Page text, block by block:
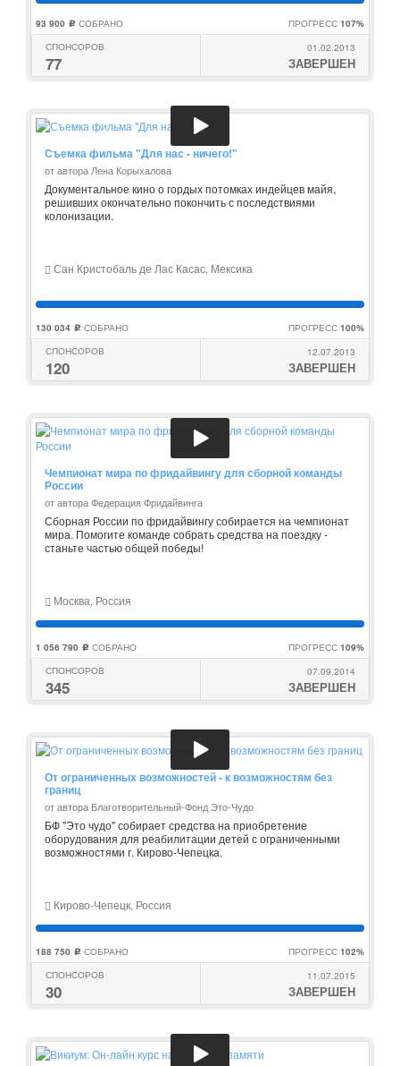
93 900 c СОБРАНО ПРОГРЕСС 107%
СПОНСОРОВ
77
01.02.2013
ЗАВЕРШЕН
Съемка фильма "Для нас - ничего!"
от автора Лена Корыхалова
Документальное кино о гордых потомках индейцев майя,
решивших окончательно покончить с последствиями
колонизации.
Сан Кристобаль де Лас Касас, Мексика
130 034 c СОБРАНО ПРОГРЕСС 100%
СПОНСОРОВ
120
12.07.2013
ЗАВЕРШЕН
Чемпионат мира по фридайвингу для сборной команды
России
от автора Федерация Фридайвинга
Сборная России по фридайвингу собирается на чемпионат
мира. Помогите команде собрать средства на поездку -
станьте частью общей победы!
Москва, Россия
1 056 790 c СОБРАНО ПРОГРЕСС 109%
СПОНСОРОВ
345
07.09.2014
ЗАВЕРШЕН
От ограниченных возможностей - к возможностям без
границ
от автора Благотворительный-Фонд Это-Чудо
БФ "Это чудо" собирает средства на приобретение
оборудования для реабилитации детей с ограниченными
возможностями г. Кирово-Чепецка.
Кирово-Чепецк, Россия
188 750 c СОБРАНО ПРОГРЕСС 102%
СПОНСОРОВ
30
11.07.2015
ЗАВЕРШЕН